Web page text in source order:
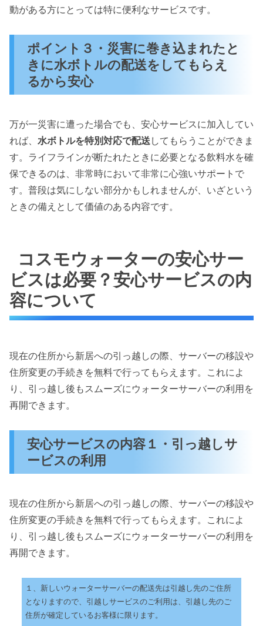
動がある方にとっては特に便利なサービスです。
ポイント３・災害に巻き込まれたと
きに水ボトルの配送をしてもらえ
るから安心
万が一災害に遭った場合でも、安心サービスに加入してい
れば、 水ボトルを特別対応で配送してもらうことができま
す。ライフラインが断たれたときに必要となる飲料水を確
保できるのは、非常時において非常に心強いサポートで
す。普段は気にしない部分かもしれませんが、いざという
ときの備えとして価値のある内容です。
コスモウォーターの安心サー
ビスは必要？安心サービスの内
容について
現在の住所から新居への引っ越しの際、サーバーの移設や
住所変更の手続きを無料で行ってもらえます。これによ
り、引っ越し後もスムーズにウォーターサーバーの利用を
再開できます。
安心サービスの内容１・引っ越しサ
ービスの利用
現在の住所から新居への引っ越しの際、サーバーの移設や
住所変更の手続きを無料で行ってもらえます。これによ
り、引っ越し後もスムーズにウォーターサーバーの利用を
再開できます。
１、新しいウォーターサーバーの配送先は引越し先のご住所
となりますので、引越しサービスのご利用は、引越し先のご
住所が確定しているお客様に限ります。